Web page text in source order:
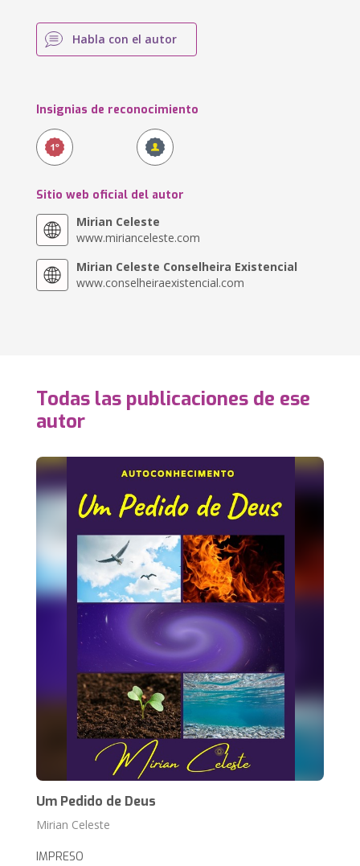
Habla con el autor
Insignias de reconocimiento
Sitio web oficial del autor
Mirian Celeste
www.mirianceleste.com
Mirian Celeste Conselheira Existencial
www.conselheiraexistencial.com
Todas las publicaciones de ese
autor
Um Pedido de Deus
Mirian Celeste
IMPRESO